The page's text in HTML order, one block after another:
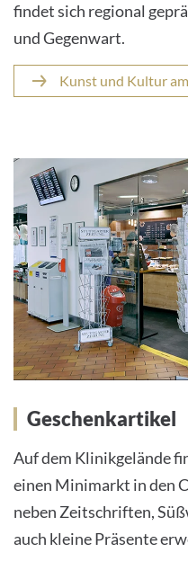
findet sich regional
und Gegenwart.
Kunst und Kultur
Geschenkartikel
Auf dem Klinikgelände
einen Minimarkt in den
neben Zeitschriften,
auch kleine Präsente